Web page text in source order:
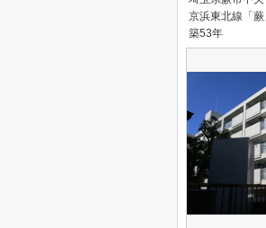
京浜東北線「
築53年